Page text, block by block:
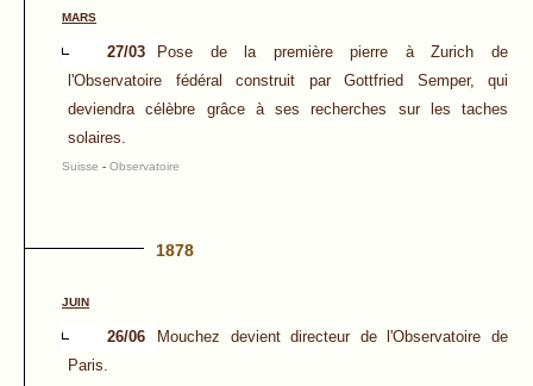
MARS
27/03
Pose de la première pierre à Zurich de
l'Observatoire fédéral construit par Gottfried Semper, qui
deviendra célèbre grâce à ses recherches sur les taches
solaires.
Suisse - Observatoire
1878
JUIN
26/06
Mouchez devient directeur de l'Observatoire de
Paris.